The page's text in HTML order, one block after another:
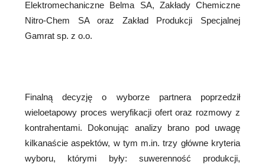
Elektromechaniczne Belma SA, Zakłady Chemiczne
Nitro-Chem SA oraz Zakład Produkcji Specjalnej
Gamrat sp. z o.o.
Finalną decyzję o wyborze partnera poprzedził
wieloetapowy proces weryfikacji ofert oraz rozmowy z
kontrahentami. Dokonując analizy brano pod uwagę
kilkanaście aspektów, w tym m.in. trzy główne kryteria
wyboru, którymi były: suwerenność produkcji,